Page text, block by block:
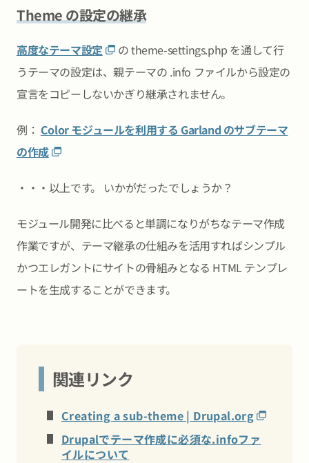
Theme の設定の継承
高度なテーマ設定
の theme-settings.php を通して行
うテーマの設定は、親テーマの .info ファイルから設定の
宣言をコピーしないかぎり継承されません。
例： Color モジュールを利用する Garland のサブテーマ
の作成
・・・以上です。 いかがだったでしょうか？
モジュール開発に比べると単調になりがちなテーマ作成
作業ですが、テーマ継承の仕組みを活用すればシンプル
かつエレガントにサイトの骨組みとなる HTML テンプレ
ートを生成することができます。
関連リンク
Creating a sub-theme | Drupal.org
Drupalでテーマ作成に必須な.infoファ
イルについて